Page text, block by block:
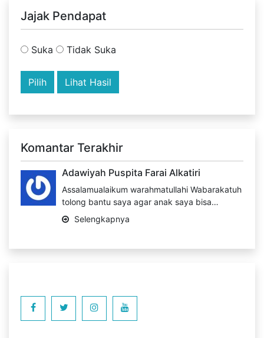
Jajak Pendapat
Suka Tidak Suka
Lihat Hasil
Komantar Terakhir
Adawiyah Puspita Farai Alkatiri
Assalamualaikum warahmatullahi Wabarakatuh
tolong bantu saya agar anak saya bisa…
Selengkapnya